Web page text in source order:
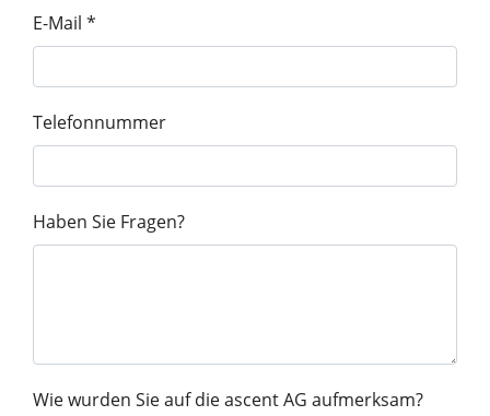
E-Mail *
Telefonnummer
Haben Sie Fragen?
Wie wurden Sie auf die ascent AG aufmerksam?